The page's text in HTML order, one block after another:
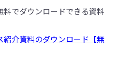
料でダウンロードできる資料
紹介資料のダウンロード【無